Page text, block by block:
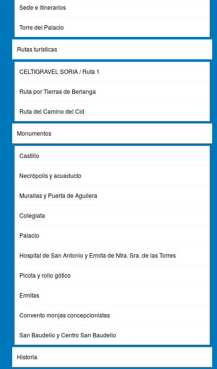
Sede e itinerarios
Torre del Palacio
Rutas turísticas
CELTIGRAVEL SORIA / Ruta 1
Ruta por Tierras de Berlanga
Ruta del Camino del Cid
Monumentos
Castillo
Necrópolis y acueducto
Murallas y Puerta de Aguilera
Colegiata
Palacio
Hospital de San Antonio y Ermita de Ntra. Sra. de las Torres
Picota y rollo gótico
Ermitas
Convento monjas concepcionistas
San Baudelio y Centro San Baudelio
Historia
CENTRO DE INTERPRETACIÓN SAN BAUDELIO
ERMITA DE SAN BAUDELIO
CASTILLO DE BERLANGA DE DUERO
COLECTIVO3 €(grupos > 10 pax).
COLEGIATA DE SANTA MARÍA DEL MERCADO
INDIVIDUAL 3 € y COLECTIVO2,50 €(grupos>10 pax).
CENTRO DE INTERPRETACIÓN DE SAN
(grupos>10 pax)
(grupos>10 pax)
DISPONIBILIDAD DE AUDIOGUÍA DEL CASTILLO:
SUPLEMENTO DE 2 € POR UNIDAD
Descargas
folleto_movil_itinerario-monumental-berlangadeduero.pdf
(2.44 MB)